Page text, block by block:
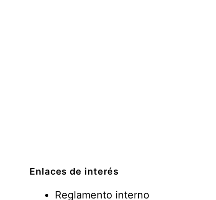
Enlaces de interés
Reglamento interno